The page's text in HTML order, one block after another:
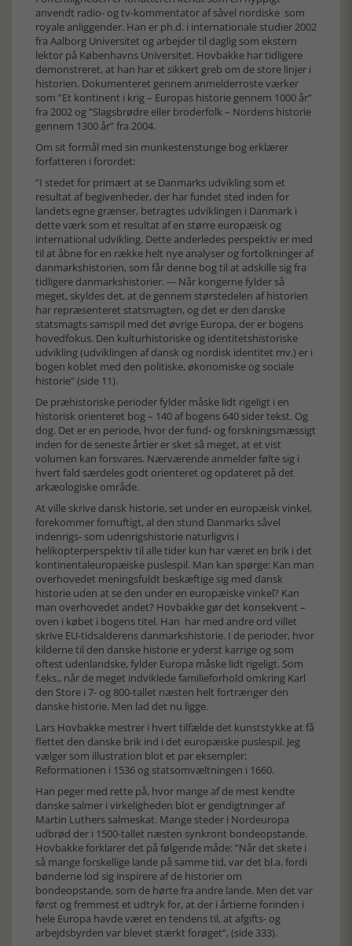
anvendt radio- og tv-kommentator af såvel nordiske som
royale anliggender. Han er ph.d. i internationale studier 2002
fra Aalborg Universitet og arbejder til daglig som ekstern
lektor på Københavns Universitet. Hovbakke har tidligere
demonstreret, at han har et sikkert greb om de store linjer i
historien. Dokumenteret gennem anmelderroste værker
som ”Et kontinent i krig – Europas historie gennem 1000 år”
fra 2002 og ”Slagsbrødre eller broderfolk – Nordens historie
gennem 1300 år” fra 2004.
Om sit formål med sin munkestenstunge bog erklærer
forfatteren i forordet:
”I stedet for primært at se Danmarks udvikling som et
resultat af begivenheder, der har fundet sted inden for
landets egne grænser, betragtes udviklingen i Danmark i
dette værk som et resultat af en større europæisk og
international udvikling. Dette anderledes perspektiv er med
til at åbne for en række helt nye analyser og fortolkninger af
danmarkshistorien, som får denne bog til at adskille sig fra
tidligere danmarkshistorier. --- Når kongerne fylder så
meget, skyldes det, at de gennem størstedelen af historien
har repræsenteret statsmagten, og det er den danske
statsmagts samspil med det øvrige Europa, der er bogens
hovedfokus. Den kulturhistoriske og identitetshistoriske
udvikling (udviklingen af dansk og nordisk identitet mv.) er i
bogen koblet med den politiske, økonomiske og sociale
historie” (side 11).
De præhistoriske perioder fylder måske lidt rigeligt i en
historisk orienteret bog – 140 af bogens 640 sider tekst. Og
dog. Det er en periode, hvor der fund- og forskningsmæssigt
inden for de seneste årtier er sket så meget, at et vist
volumen kan forsvares. Nærværende anmelder følte sig i
hvert fald særdeles godt orienteret og opdateret på det
arkæologiske område.
At ville skrive dansk historie, set under en europæisk vinkel,
forekommer fornuftigt, al den stund Danmarks såvel
indenrigs- som udenrigshistorie naturligvis i
helikopterperspektiv til alle tider kun har været en brik i det
kontinentaleuropæiske puslespil. Man kan spørge: Kan man
overhovedet meningsfuldt beskæftige sig med dansk
historie uden at se den under en europæiske vinkel? Kan
man overhovedet andet? Hovbakke gør det konsekvent –
oven i købet i bogens titel. Han har med andre ord villet
skrive EU-tidsalderens danmarkshistorie. I de perioder, hvor
kilderne til den danske historie er yderst karrige og som
oftest udenlandske, fylder Europa måske lidt rigeligt. Som
f.eks., når de meget indviklede familieforhold omkring Karl
den Store i 7- og 800-tallet næsten helt fortrænger den
danske historie. Men lad det nu ligge.
Lars Hovbakke mestrer i hvert tilfælde det kunststykke at få
flettet den danske brik ind i det europæiske puslespil. Jeg
vælger som illustration blot et par eksempler:
Reformationen i 1536 og statsomvæltningen i 1660.
Han peger med rette på, hvor mange af de mest kendte
danske salmer i virkeligheden blot er gendigtninger af
Martin Luthers salmeskat. Mange steder i Nordeuropa
udbrød der i 1500-tallet næsten synkront bondeopstande.
Hovbakke forklarer det på følgende måde: ”Når det skete i
så mange forskellige lande på samme tid, var det bl.a. fordi
bønderne lod sig inspirere af de historier om
bondeopstande, som de hørte fra andre lande. Men det var
først og fremmest et udtryk for, at der i årtierne forinden i
hele Europa havde været en tendens til, at afgifts- og
arbejdsbyrden var blevet stærkt forøget”, (side 333).